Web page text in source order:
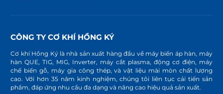
CÔNG TY CƠ KHÍ HỒNG KÝ
Cơ khí Hồng Ký là nhà sản xuất hàng đầu về máy biến áp hàn, máy
hàn QUE, TIG, MIG, Inverter, máy cắt plasma, động cơ điện, máy
chế biến gỗ, máy gia công thép, và vật liệu mài mòn chất lượng
cao. Với hơn 35 năm kinh nghiệm, chúng tôi liên tục cải tiến sản
phẩm, đáp ứng nhu cầu đa dạng và nâng cao hiệu quả sản xuất.